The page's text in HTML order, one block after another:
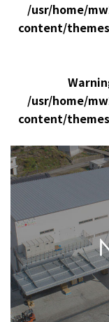
/usr/home/
content/
/usr/home/
content/